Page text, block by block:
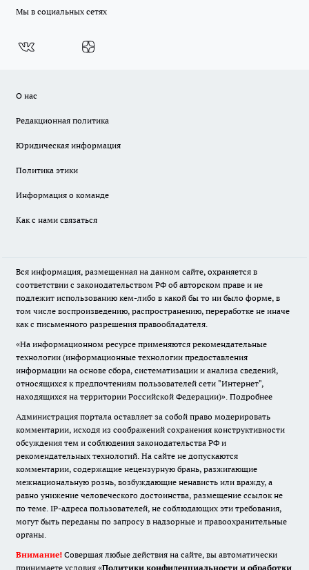
Мы в социальных сетях
О нас
Редакционная политика
Юридическая информация
Политика этики
Информация о команде
Как с нами связаться
Вся информация, размещенная на данном сайте, охраняется в
соответствии с законодательством РФ об авторском праве и не
подлежит использованию кем-либо в какой бы то ни было форме, в
том числе воспроизведению, распространению, переработке не иначе
как с письменного разрешения правообладателя.
«На информационном ресурсе применяются рекомендательные
технологии (информационные технологии предоставления
информации на основе сбора, систематизации и анализа сведений,
относящихся к предпочтениям пользователей сети "Интернет",
находящихся на территории Российской Федерации)». Подробнее
Администрация портала оставляет за собой право модерировать
комментарии, исходя из соображений сохранения конструктивности
обсуждения тем и соблюдения законодательства РФ и
рекомендательных технологий. На сайте не допускаются
комментарии, содержащие нецензурную брань, разжигающие
межнациональную рознь, возбуждающие ненависть или вражду, а
равно унижение человеческого достоинства, размещение ссылок не
по теме. IP-адреса пользователей, не соблюдающих эти требования,
могут быть переданы по запросу в надзорные и правоохранительные
органы.
Внимание! Совершая любые действия на сайте, вы автоматически
принимаете условия «Политики конфиденциальности и обработки